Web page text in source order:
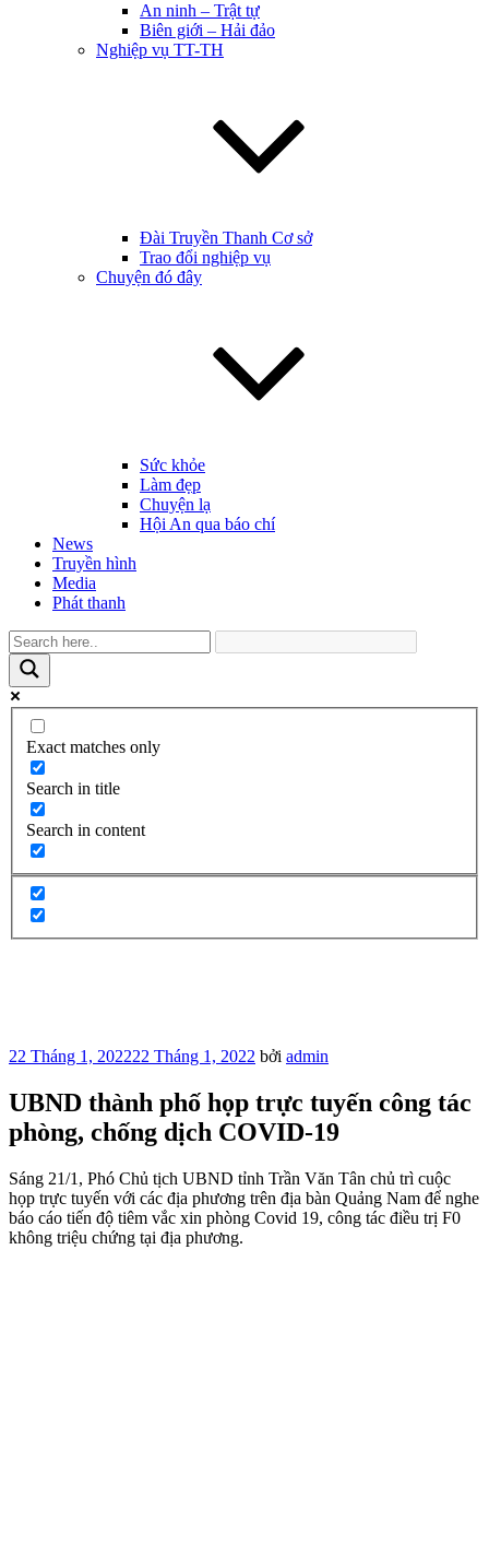
An ninh – Trật tự
Biên giới – Hải đảo
Nghiệp vụ TT-TH
Đài Truyền Thanh Cơ sở
Trao đổi nghiệp vụ
Chuyện đó đây
Sức khỏe
Làm đẹp
Chuyện lạ
Hội An qua báo chí
News
Truyền hình
Media
Phát thanh
Exact matches only
Search in title
Search in content
Đăng
22 Tháng 1, 202222 Tháng 1, 2022 bởi admin
UBND thành phố họp trực tuyến công tác
phòng, chống dịch COVID-19
Sáng 21/1, Phó Chủ tịch UBND tỉnh Trần Văn Tân chủ trì cuộc
họp trực tuyến với các địa phương trên địa bàn Quảng Nam để nghe
báo cáo tiến độ tiêm vắc xin phòng Covid 19, công tác điều trị F0
không triệu chứng tại địa phương.